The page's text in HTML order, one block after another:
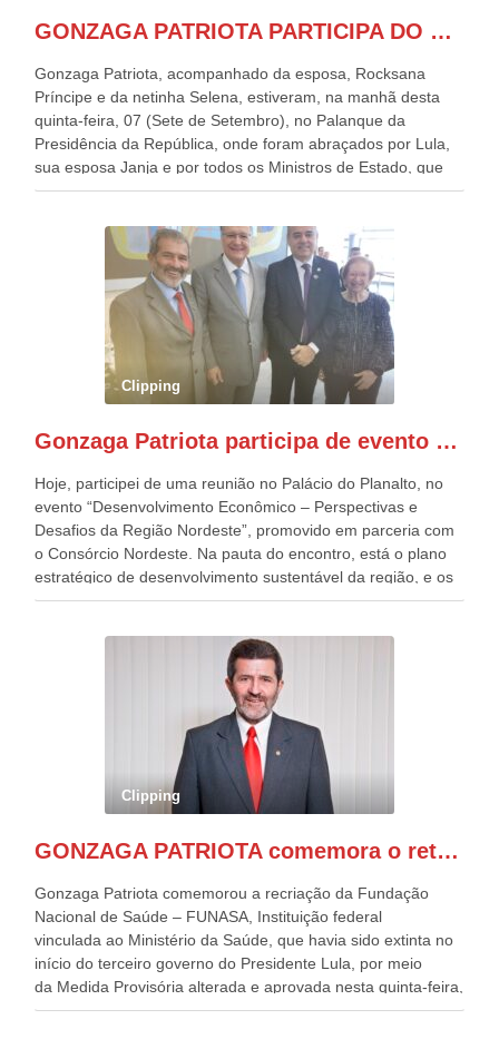
GONZAGA PATRIOTA PARTICIPA DO DESFILE DA INDEPENDÊNCIA NO PALANQUE DA PRESIDÊNCIA DA REPÚBLICA E É ABRAÇADO POR LULA E POR GERALDO ALCKMIN.
Gonzaga Patriota, acompanhado da esposa, Rocksana
Príncipe e da netinha Selena, estiveram, na manhã desta
quinta-feira, 07 (Sete de Setembro), no Palanque da
Presidência da República, onde foram abraçados por Lula,
sua esposa Janja e por todos os Ministros de Estado, que
estavam presentes, nos Desfiles da Independência da
outros desfiles, na Esplanada dos Ministérios, disse ter sido
o deste ano, o maior e o mais organizado de todos. “Há
quatro décadas, como Patriota até no nome, participo
anualmente dos desfiles de Sete de Setembro, na
Esplanada dos Ministérios, em Brasília. Este ano, o governo
preparou espaços com cadeiras e coberturas, para 30.000
pessoas, só que o número de Patriotas Brasileiros
Independentes, dobrou na Esplanada. Eu, Lula e os
Patriota.
Clipping
Gonzaga Patriota participa de evento em prol do desenvolvimento do Nordeste
Hoje, participei de uma reunião no Palácio do Planalto, no
evento “Desenvolvimento Econômico – Perspectivas e
Desafios da Região Nordeste”, promovido em parceria com
o Consórcio Nordeste. Na pauta do encontro, está o plano
estratégico de desenvolvimento sustentável da região, e os
desafios para a elaboração de políticas públicas, que
evento contou com a presença do Vice-presidente Geraldo
Alckmin, que também ocupa o Ministério do
Desenvolvimento, Indústria, Comércio e Serviços, o ex
governador de Pernambuco, agora Presidente do Banco do
Nordeste, Paulo Câmara, o ex Deputado Federal, e
atualmente Superintendente da SUDENE, Danilo Cabral, da
Governadora de Pernambuco, Raquel Lyra, os ministros da
Casa Civil, Rui Costa, e da Integração e do Desenvolvimento
de todo Nordeste que também ajudam a fomentar o
Clipping
GONZAGA PATRIOTA comemora o retorno da FUNASA
Gonzaga Patriota comemorou a recriação da Fundação
Nacional de Saúde – FUNASA, Instituição federal
vinculada ao Ministério da Saúde, que havia sido extinta no
início do terceiro governo do Presidente Lula, por meio
da Medida Provisória alterada e aprovada nesta quinta-feira,
pelo Congresso Nacional. Gonzaga Patriota disse hoje em